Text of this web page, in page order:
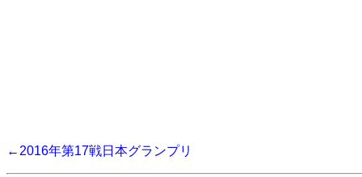
←2016年第17戦日本グランプリ